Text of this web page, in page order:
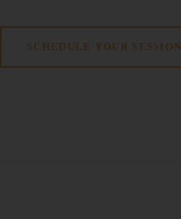
SCHEDULE YOUR SESSION